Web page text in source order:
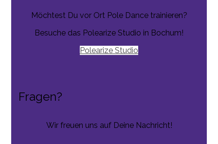
Möchtest Du vor Ort Pole Dance trainieren?
Besuche das Polearize Studio in Bochum!
Polearize Studio
Fragen?
Wir freuen uns auf Deine Nachricht!